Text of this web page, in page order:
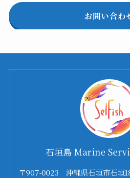
お問い合わ
石垣島 Marine
〒907-0023 沖縄県石垣市石垣